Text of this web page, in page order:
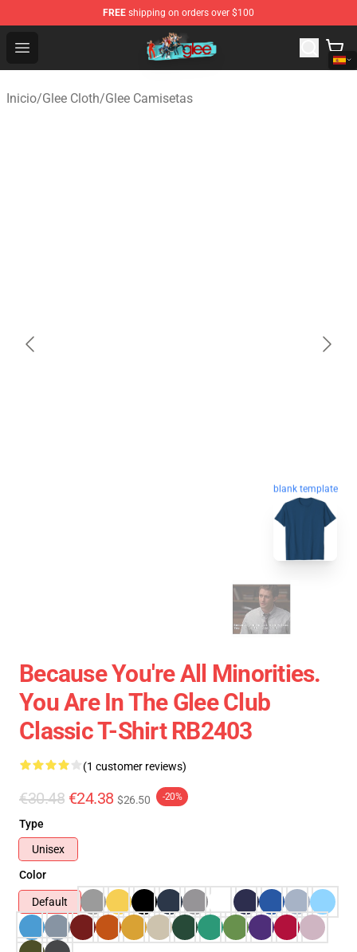
FREE shipping on orders over $100
Open menu
Glee Store - Official Glee Merchandise Shop
Inicio/Glee Cloth/Glee Camisetas
blank template
Because You're All Minorities.
You Are In The Glee Club
Classic T-Shirt RB2403
(1 customer reviews)
€30.48 €24.38 $26.50 -20%
Type
Unisex
Color
Default